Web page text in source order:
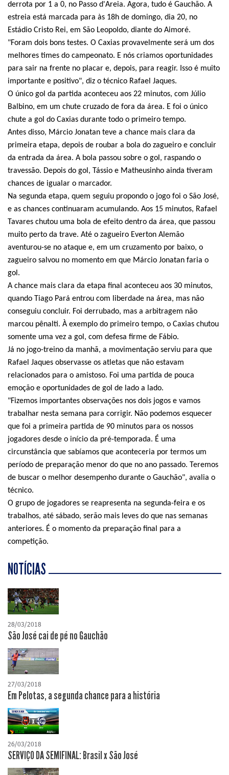
derrota por 1 a 0, no Passo d'Areia. Agora, tudo é Gauchão. A
estreia está marcada para às 18h de domingo, dia 20, no
Estádio Cristo Rei, em São Leopoldo, diante do Aimoré.
"Foram dois bons testes. O Caxias provavelmente será um dos
melhores times do campeonato. E nós criamos oportunidades
para sair na frente no placar e, depois, para reagir. Isso é muito
importante e positivo", diz o técnico Rafael Jaques.
O único gol da partida aconteceu aos 22 minutos, com Júlio
Balbino, em um chute cruzado de fora da área. E foi o único
chute a gol do Caxias durante todo o primeiro tempo.
Antes disso, Márcio Jonatan teve a chance mais clara da
primeira etapa, depois de roubar a bola do zagueiro e concluir
da entrada da área. A bola passou sobre o gol, raspando o
travessão. Depois do gol, Tássio e Matheusinho ainda tiveram
chances de igualar o marcador.
Na segunda etapa, quem seguiu propondo o jogo foi o São José,
e as chances continuaram acumulando. Aos 15 minutos, Rafael
Tavares chutou uma bola de efeito dentro da área, que passou
muito perto da trave. Até o zagueiro Everton Alemão
aventurou-se no ataque e, em um cruzamento por baixo, o
zagueiro salvou no momento em que Márcio Jonatan faria o
gol.
A chance mais clara da etapa final aconteceu aos 30 minutos,
quando Tiago Pará entrou com liberdade na área, mas não
conseguiu concluir. Foi derrubado, mas a arbitragem não
marcou pênalti. À exemplo do primeiro tempo, o Caxias chutou
somente uma vez a gol, com defesa firme de Fábio.
Já no jogo-treino da manhã, a movimentação serviu para que
Rafael Jaques observasse os atletas que não estavam
relacionados para o amistoso. Foi uma partida de pouca
emoção e oportunidades de gol de lado a lado.
"Fizemos importantes observações nos dois jogos e vamos
trabalhar nesta semana para corrigir. Não podemos esquecer
que foi a primeira partida de 90 minutos para os nossos
jogadores desde o início da pré-temporada. É uma
circunstância que sabíamos que aconteceria por termos um
período de preparação menor do que no ano passado. Teremos
de buscar o melhor desempenho durante o Gauchão", avalia o
técnico.
O grupo de jogadores se reapresenta na segunda-feira e os
trabalhos, até sábado, serão mais leves do que nas semanas
anteriores. É o momento da preparação final para a
competição.
NOTÍCIAS
28/03/2018
São José cai de pé no Gauchão
27/03/2018
Em Pelotas, a segunda chance para a história
26/03/2018
SERVIÇO DA SEMIFINAL: Brasil x São José